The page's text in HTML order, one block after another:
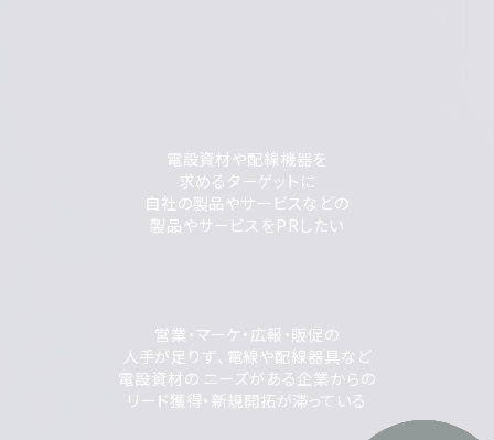
電設資材や配線機器を
求めるターゲットに
自社の製品やサービスなどの
製品やサービスをPRしたい
営業・マーケ・広報・販促の
人手が足りず、電線や配線器具など
電設資材の ニーズがある企業からの
リード獲得・新規開拓が滞っている